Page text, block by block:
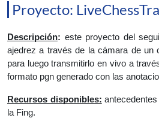
Proyecto:
Descripción: este proyecto del
ajedrez a través de la cámara de un
para luego transmitirlo en vivo a
formato pgn generado con las
Recursos disponibles:
la Fing.